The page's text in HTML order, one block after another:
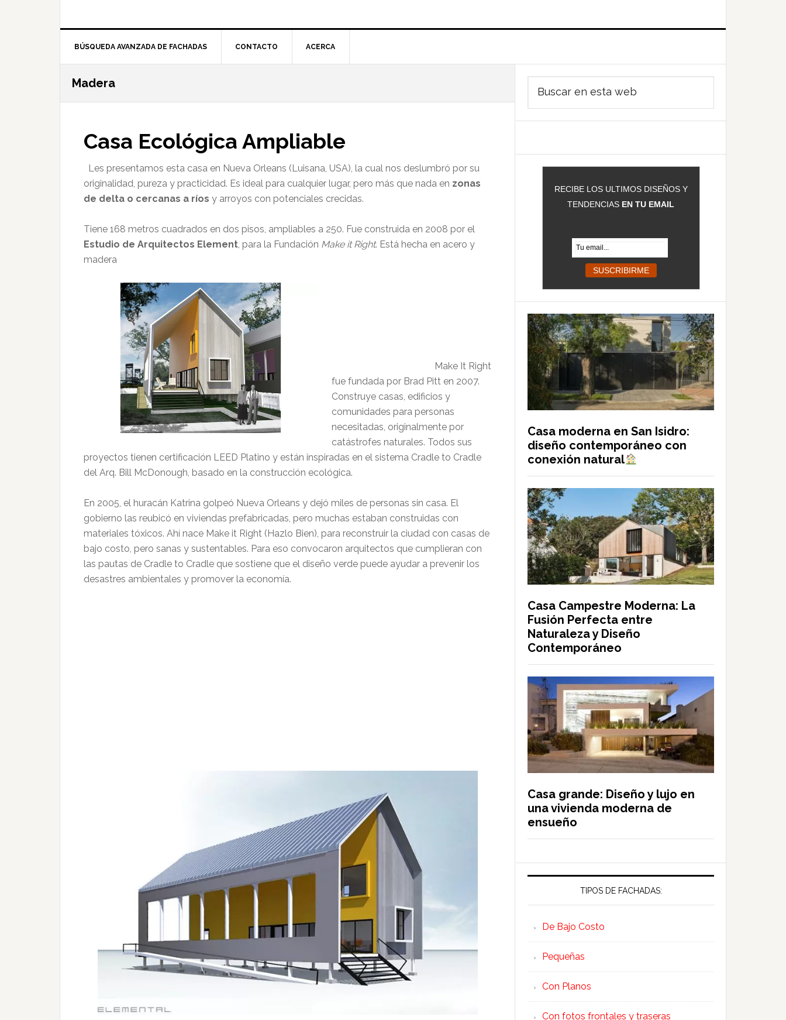
BÚSQUEDA AVANZADA DE FACHADAS CONTACTO ACERCA
Madera
Casa Ecológica Ampliable
Les presentamos esta casa en Nueva Orleans (Luisana, USA), la cual nos deslumbró por su
originalidad, pureza y practicidad. Es ideal para cualquier lugar, pero más que nada en zonas
de delta o cercanas a ríos y arroyos con potenciales crecidas.
Tiene 168 metros cuadrados en dos pisos, ampliables a 250. Fue construida en 2008 por el
Estudio de Arquitectos Element, para la Fundación Make it Right. Está hecha en acero y
madera
Make It Right
fue fundada por Brad Pitt en 2007.
Construye casas, edificios y
comunidades para personas
necesitadas, originalmente por
catástrofes naturales. Todos sus
proyectos tienen certificación LEED Platino y están inspiradas en el sistema Cradle to Cradle
del Arq. Bill McDonough, basado en la construcción ecológica.
En 2005, el huracán Katrina golpeó Nueva Orleans y dejó miles de personas sin casa. El
gobierno las reubicó en viviendas prefabricadas, pero muchas estaban construidas con
materiales tóxicos. Ahí nace Make it Right (Hazlo Bien), para reconstruir la ciudad con casas de
bajo costo, pero sanas y sustentables. Para eso convocaron arquitectos que cumplieran con
las pautas de Cradle to Cradle que sostiene que el diseño verde puede ayudar a prevenir los
desastres ambientales y promover la economía.
Barra
lateral
principal
RECIBE LOS ULTIMOS DISEÑOS Y
TENDENCIAS EN TU EMAIL
Casa moderna en San Isidro:
diseño contemporáneo con
conexión natural
Casa Campestre Moderna: La
Fusión Perfecta entre
Naturaleza y Diseño
Contemporáneo
Casa grande: Diseño y lujo en
una vivienda moderna de
ensueño
TIPOS DE FACHADAS:
De Bajo Costo
Pequeñas
Con Planos
Con fotos frontales y traseras